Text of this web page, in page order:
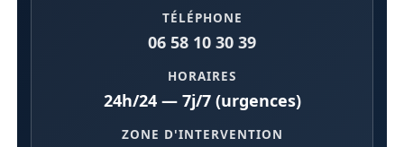
TÉLÉPHONE
06 58 10 30 39
HORAIRES
24h/24 — 7j/7 (urgences)
ZONE D'INTERVENTION